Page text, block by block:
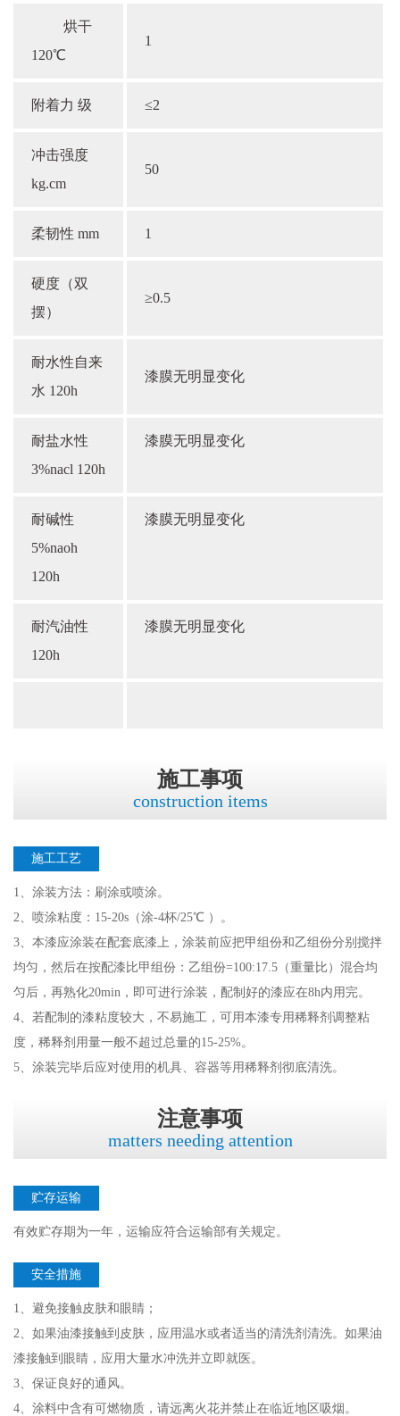
烘干
120℃
1
附着力 级 ≤2
冲击强度
kg.cm
50
柔韧性 mm 1
硬度（双
摆）
≥0.5
耐水性自来
水 120h
漆膜无明显变化
耐盐水性
3%nacl 120h
漆膜无明显变化
耐碱性
5%naoh
120h
漆膜无明显变化
耐汽油性
120h
漆膜无明显变化
施工事项
construction items
施工工艺
1、涂装方法：刷涂或喷涂。
2、喷涂粘度：15-20s（涂-4杯/25℃ ）。
3、本漆应涂装在配套底漆上，涂装前应把甲组份和乙组份分别搅拌
均匀，然后在按配漆比甲组份：乙组份=100:17.5（重量比）混合均
匀后，再熟化20min，即可进行涂装，配制好的漆应在8h内用完。
4、若配制的漆粘度较大，不易施工，可用本漆专用稀释剂调整粘
度，稀释剂用量一般不超过总量的15-25%。
5、涂装完毕后应对使用的机具、容器等用稀释剂彻底清洗。
注意事项
matters needing attention
贮存运输
有效贮存期为一年，运输应符合运输部有关规定。
安全措施
1、避免接触皮肤和眼睛；
2、如果油漆接触到皮肤，应用温水或者适当的清洗剂清洗。如果油
漆接触到眼睛，应用大量水冲洗并立即就医。
3、保证良好的通风。
4、涂料中含有可燃物质，请远离火花并禁止在临近地区吸烟。